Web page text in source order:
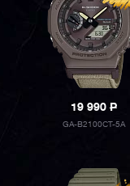
19 990P
GA-B2100CT-5A